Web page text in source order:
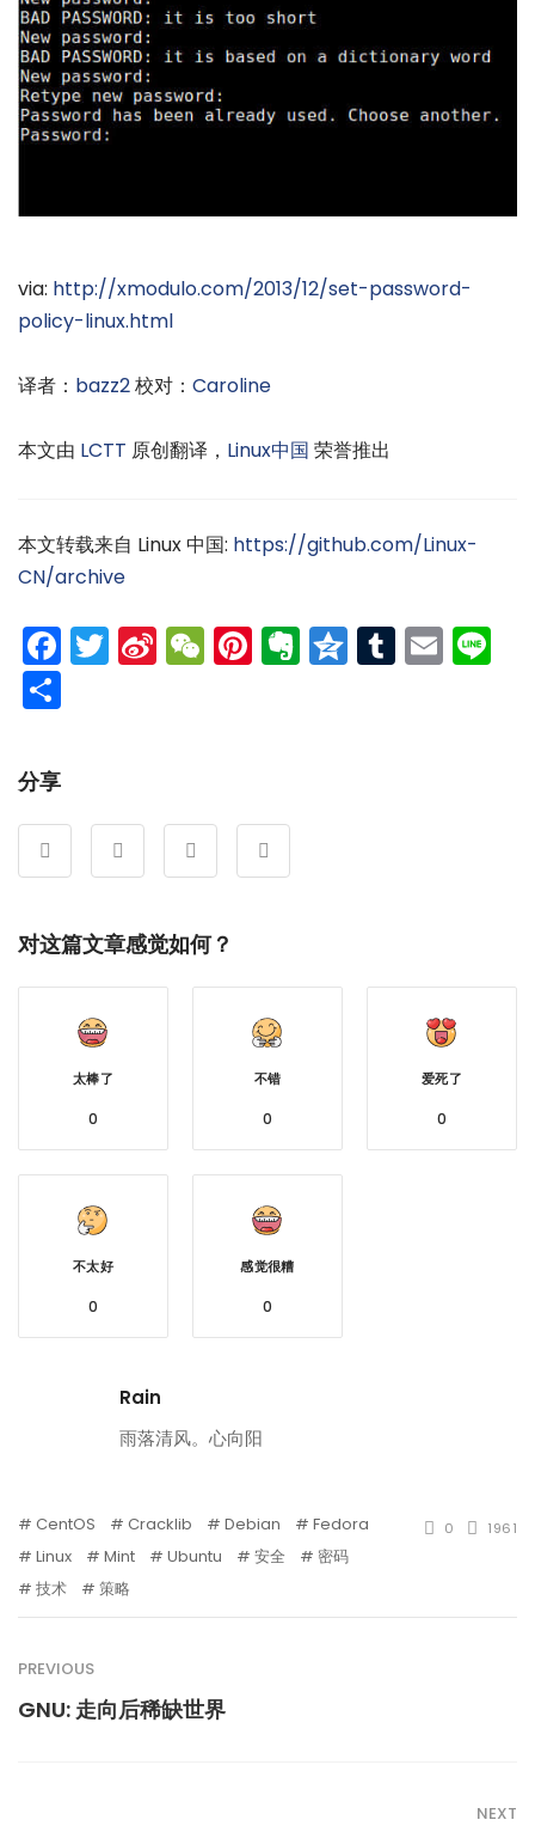
via: http://xmodulo.com/2013/12/set-password-
policy-linux.html
译者： bazz2校对： Caroline
本文由 LCTT 原创翻译， Linux中国 荣誉推出
本文转载来自 Linux 中国: https://github.com/Linux-
CN/archive
Facebook
Twitter
Sina
Weibo
WeChat
Pinterest
Evernote
Qzone
Tumblr
分享
对这篇文章感觉如何？
太棒了
0
不错
0
爱死了
0
不太好
0
感觉很糟
0
Rain
雨落清风。心向阳
CentOS Cracklib Debian
Fedora
Linux
Mint Ubuntu 安全
密码
技术
策略
0 1961
PREVIOUS
GNU: 走向后稀缺世界
NEXT